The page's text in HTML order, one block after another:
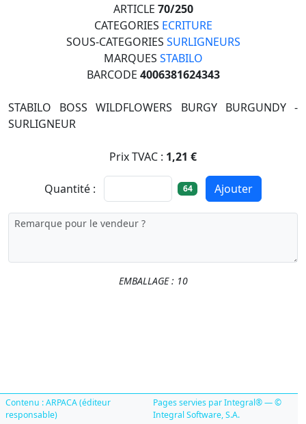
ARTICLE 70/250
CATEGORIES ECRITURE
SOUS-CATEGORIES SURLIGNEURS
MARQUES STABILO
BARCODE 4006381624343
STABILO BOSS WILDFLOWERS BURGY BURGUNDY -
SURLIGNEUR
Prix TVAC : 1,21 €
Quantité : 64 Ajouter
EMBALLAGE : 10
Contenu : ARPACA (éditeur
responsable)
Pages servies par Integral® — ©
Integral Software, S.A.